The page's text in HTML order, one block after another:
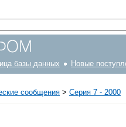
базы данных Новые
сообщения > Серия 7 - 2000